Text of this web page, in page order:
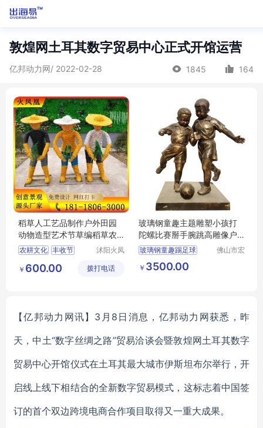
敦煌网土耳其数字贸易中心正式开馆运营
亿邦动力网/ 2022-02-28 1845 164
稻草人工艺品制作户外田园
动物造型艺术节草编稻草农
耕文化
农耕文化 丰收节
沭阳火凤
有限公司
￥ 600.00 拨打电话
玻璃钢童趣主题雕塑小孩打
陀螺比赛掰手腕跳高雕像户
外校园摆件
玻璃钢童趣踢足球
广西玻璃钢雕塑
佛山市宏
￥ 3500.00
【亿邦动力网讯】3月8日消息，亿邦动力网获悉，昨
天，中土“数字丝绸之路”贸易洽谈会暨敦煌网土耳其数字
贸易中心开馆仪式在土耳其最大城市伊斯坦布尔举行，开
启线上线下相结合的全新数字贸易模式，这标志着中国签
订的首个双边跨境电商合作项目取得又一重大成果。